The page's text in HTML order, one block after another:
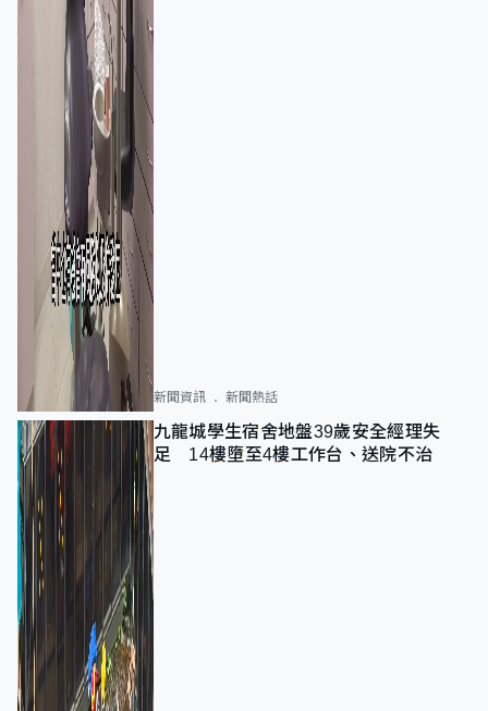
新聞資訊 新聞熱話
九龍城學生宿舍地盤39歲安全經理失
足 14樓墮至4樓工作台、送院不治